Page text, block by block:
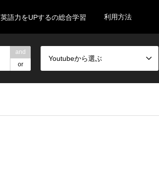
英語力をUPするの総合学習 利用方法
and
or
Youtubeから選ぶ